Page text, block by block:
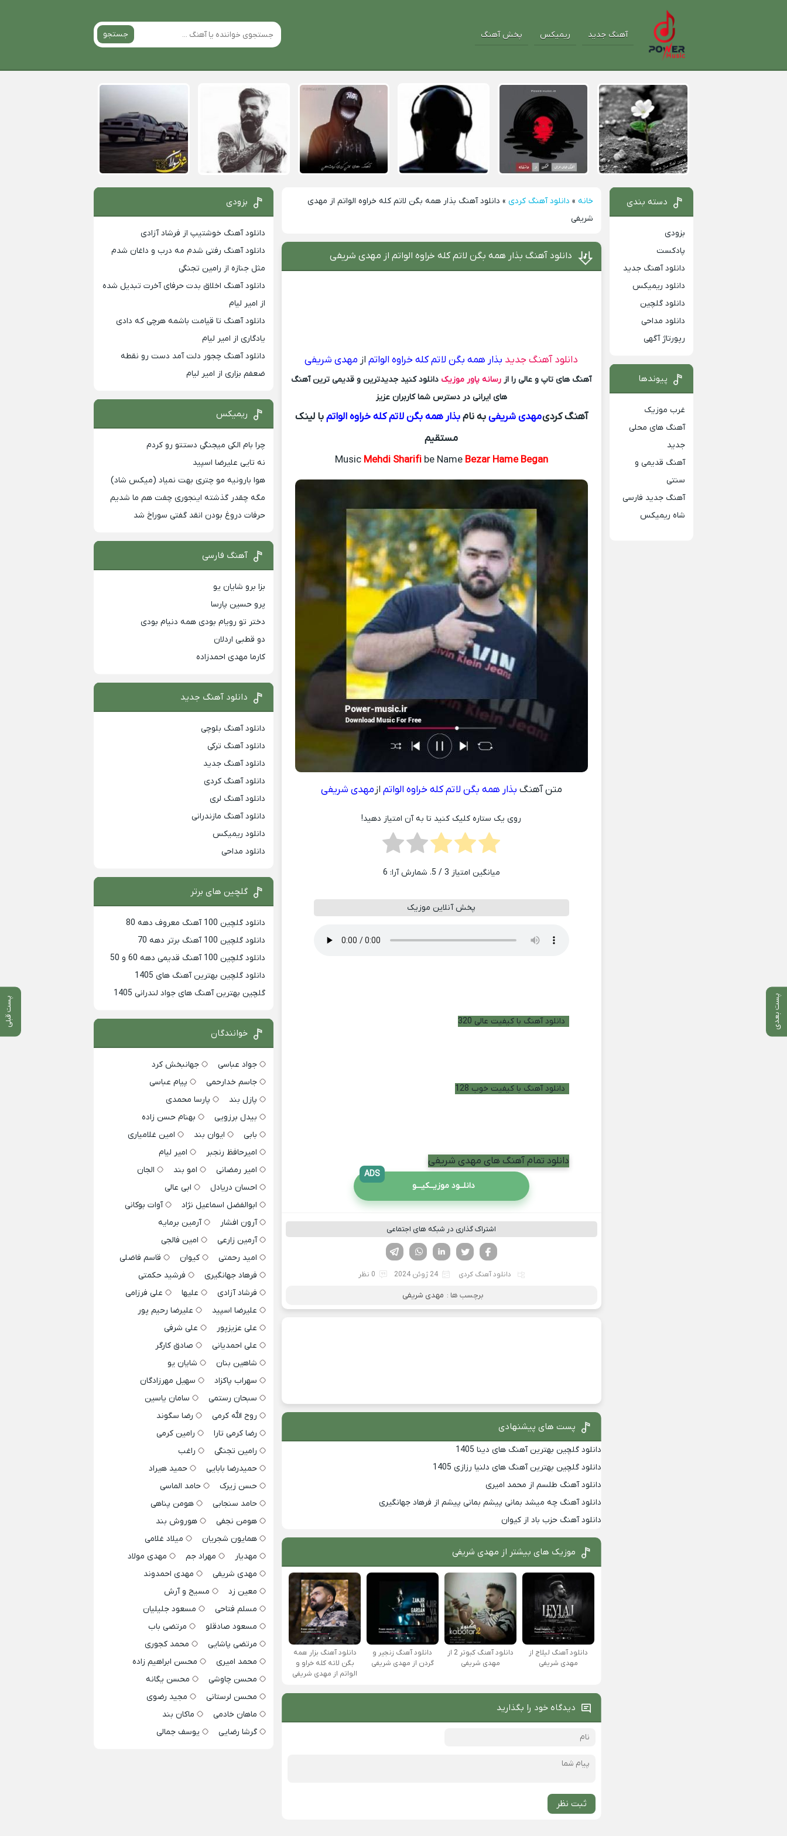
آهنگ جدید ریمیکس پخش آهنگ جستجو
خانه » دانلود آهنگ کردی » دانلود آهنگ بذار همه بگن لاتم کله خراوه الواتم از مهدی
شریفی
پست بعدی پست قبلی
دانلود آهنگ بذار همه بگن لاتم کله خراوه الواتم از مهدی شریفی
دانلود آهنگ جدید بذار همه بگن لاتم کله خراوه الواتماز مهدی شریفی
آهنگ های تاپ و عالی را از رسانه پاور موزیک دانلود کنید جدیدترین و قدیمی ترین آهنگ
های ایرانی در دسترس شما کاربران عزیز
آهنگ کردیمهدی شریفیبه نامبذار همه بگن لاتم کله خراوه الواتمبا لینک
مستقیم
MusicMehdi Sharifi be NameBezar Hame Began
متن آهنگ بذار همه بگن لاتم کله خراوه الواتم از مهدی شریفی
روی یک ستاره کلیک کنید تا به آن امتیاز دهید!
میانگین امتیاز 3 / 5. شمارش آرا: 6
پخش آنلاین موزیک
دانلود آهنگ با کیفیت عالی 320
دانلود آهنگ با کیفیت خوب 128
دانلود تمام آهنگ های مهدی شریفی
دانلــود موزیــکیـــو
ADS
اشتراک گذاری در شبکه های اجتماعی
لینکدین تویتر
فیسوک
دانلود آهنگ کردی 24 ژوئن 2024 0 نظر
برچسب ها : مهدی شریفی
پست های پیشنهادی
دانلود گلچین بهترین آهنگ های دینا 1405
دانلود گلچین بهترین آهنگ های دلنیا رزازی 1405
دانلود آهنگ طلسم از محمد امیری
دانلود آهنگ چه میشد بمانی پیشم بمانی پیشم از فرهاد جهانگیری
دانلود آهنگ حزب باد از کیوان
موزیک های بیشتر از مهدی شریفی
دانلود آهنگ لیلاج از
مهدی شریفی
دانلود آهنگ کبوتر 2 از
مهدی شریفی
دانلود آهنگ زنجیر و
گردن از مهدی شریفی
دانلود آهنگ بزار همه
بگن لاته کله خراو و
الواتم از مهدی شریفی
دیدگاه خود را بگذارید
ثبت نظر
دسته بندی
بزودی
پادکست
دانلود آهنگ جدید
دانلود ریمیکس
دانلود گلچین
دانلود مداحی
رپورتاژ آگهی
پیوندها
غرب موزیک
آهنگ های محلی
جدید
آهنگ قدیمی و
سنتی
آهنگ جدید فارسی
شاه ریمیکس
بزودی
دانلود آهنگ خوشتیپ از فرشاد آزادی
دانلود آهنگ رفتی شدم مه درب و داغان شدم
مثل جنازه از رامین تجنگی
دانلود آهنگ اخلاق بدت حرفای آخرت تبدیل شده
از امیر لیام
دانلود آهنگ تا قیامت باشمه هرچی که دادی
یادگاری از امیر لیام
دانلود آهنگ چجور دلت آمد دست رو نقطه
ضعفم بزاری از امیر لیام
ریمیکس
چرا بام الکی میجنگی دستتو رو کردم
نه تایی علیرضا اسپید
هوا بارونیه مو چتری بهت نمیاد (میکس شاد)
مگه چقدر گذشته اینجوری چفت هم ما شدیم
حرفات دروغ بودن انقد گفتی سوراخ شد
آهنگ فارسی
بزا برو شایان یو
پرو حسین پارسا
دختر تو رویام بودی همه دنیام بودی
دو قطبی اردلان
کارما مهدی احمدزاده
دانلود آهنگ جدید
دانلود آهنگ بلوچی
دانلود آهنگ ترکی
دانلود آهنگ جدید
دانلود آهنگ کردی
دانلود آهنگ لری
دانلود آهنگ مازندرانی
دانلود ریمیکس
دانلود مداحی
گلچین های برتر
دانلود گلچین 100 آهنگ معروف دهه 80
دانلود گلچین 100 آهنگ برتر دهه 70
دانلود گلچین 100 آهنگ قدیمی دهه 60 و 50
دانلود گلچین بهترین آهنگ های 1405
گلچین بهترین آهنگ های جواد لندرانی 1405
خوانندگان
جواد عباسی
جهانبخش کرد
جاسم خدارحمی
پیام عباسی
پازل بند
پارسا محمدی
بیدل برزویی
بهنام حسن زاده
بابی
ایوان بند
امین غلامیاری
امیرحافظ رنجبر
امیر لیام
امیر رمضانی
امو بند
الجان
احسان دریادل
ابی عالی
ابوالفضل اسماعیل نژاد
آوات بوکانی
آرون افشار
آرمین برمایه
آرمین زارعی
امین فالجی
امید رحمتی
کیوان
قاسم فاضلی
فرهاد جهانگیری
فرشید حکمتی
فرشاد آزادی
علیها
علی فرزامی
علیرضا اسپید
علیرضا رحیم پور
علی عزیزپور
علی شرفی
علی احمدیانی
صادق کارگر
شاهین بنان
شایان یو
سهراب پاکزاد
سهیل مهرزادگان
سبحان رستمی
سامان یاسین
روح الله کرمی
رضا سگوند
رضا کرمی تارا
رامین کرمی
رامین تجنگی
راغب
حمیدرضا بابایی
حمید هیراد
حسن زیرک
حامد الماسی
حامد سنجابی
هومن پناهی
هومن نجفی
هوروش بند
همایون شجریان
میلاد غلامی
مهدیار
مهراد جم
مهدی مولاد
مهدی شریفی
مهدی احمدوند
معین زد
مسیح و آرش
مسلم فتاحی
مسعود جلیلیان
مسعود صادقلو
مرتضی باب
مرتضی پاشایی
محمد کجوری
محمد امیری
محسن ابراهیم زاده
محسن چاوشی
محسن یگانه
محسن لرستانی
مجید رضوی
ماهان خادمی
ماکان بند
گرشا رضایی
یوسف جمالی